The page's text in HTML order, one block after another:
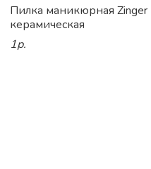
Пилка маникюрная Zinger
керамическая
1р.